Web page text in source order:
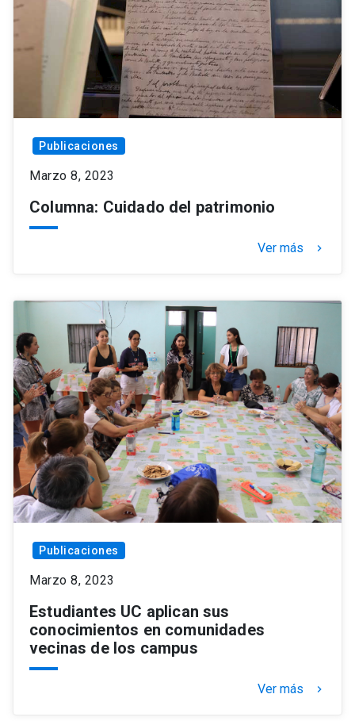
Publicaciones
Marzo 8, 2023
Columna: Cuidado del patrimonio
Ver más keyboard_arrow_right
Publicaciones
Marzo 8, 2023
Estudiantes UC aplican sus
conocimientos en comunidades
vecinas de los campus
Ver más keyboard_arrow_right